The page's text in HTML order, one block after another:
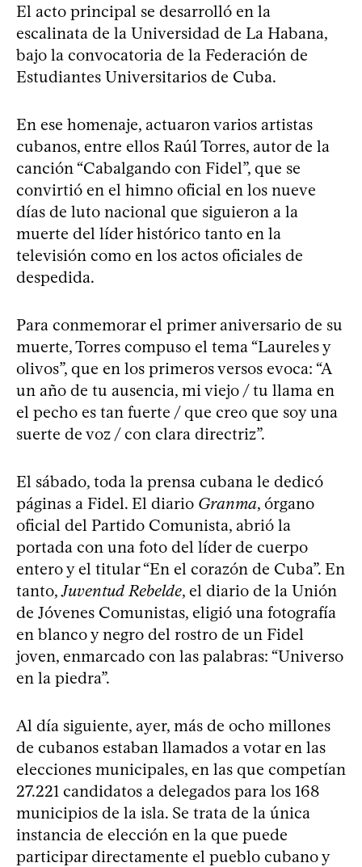
El acto principal se desarrolló en la
escalinata de la Universidad de La Habana,
bajo la convocatoria de la Federación de
Estudiantes Universitarios de Cuba.
En ese homenaje, actuaron varios artistas
cubanos, entre ellos Raúl Torres, autor de la
canción “Cabalgando con Fidel”, que se
convirtió en el himno oficial en los nueve
días de luto nacional que siguieron a la
muerte del líder histórico tanto en la
televisión como en los actos oficiales de
despedida.
Para conmemorar el primer aniversario de su
muerte, Torres compuso el tema “Laureles y
olivos”, que en los primeros versos evoca: “A
un año de tu ausencia, mi viejo / tu llama en
el pecho es tan fuerte / que creo que soy una
suerte de voz / con clara directriz”.
El sábado, toda la prensa cubana le dedicó
páginas a Fidel. El diario Granma, órgano
oficial del Partido Comunista, abrió la
portada con una foto del líder de cuerpo
entero y el titular “En el corazón de Cuba”. En
tanto,Juventud Rebelde, el diario de la Unión
de Jóvenes Comunistas, eligió una fotografía
en blanco y negro del rostro de un Fidel
joven, enmarcado con las palabras: “Universo
en la piedra”.
Al día siguiente, ayer, más de ocho millones
de cubanos estaban llamados a votar en las
elecciones municipales, en las que competían
27.221 candidatos a delegados para los 168
municipios de la isla. Se trata de la única
instancia de elección en la que puede
participar directamente el pueblo cubano y